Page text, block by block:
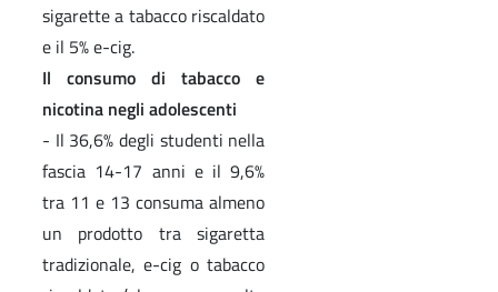
sigarette a tabacco riscaldato
e il 5% e-cig.
Il consumo di tabacco e
nicotina negli adolescenti
- Il 36,6% degli studenti nella
fascia 14-17 anni e il 9,6%
tra 11 e 13 consuma almeno
un prodotto tra sigaretta
tradizionale, e-cig o tabacco